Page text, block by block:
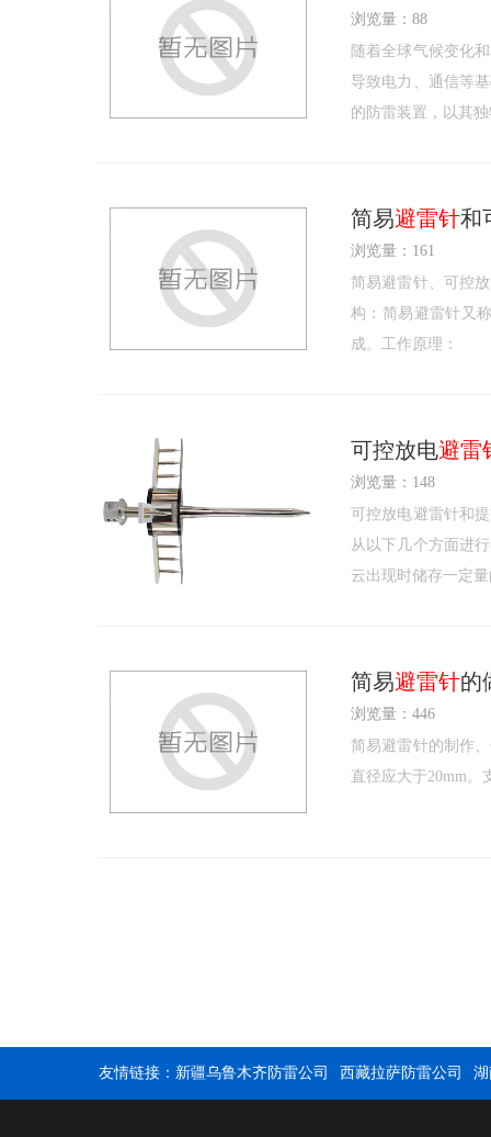
浏览量：88
随着全球气候变化
导致电力、通信等
的防雷装置，以其
简易避雷针和
浏览量：161
简易避雷针、可控
构：简易避雷针又
成。工作原理：
可控放电避雷
浏览量：148
可控放电避雷针和
从以下几个方面进
云出现时储存一定
简易避雷针的
浏览量：446
简易避雷针的制作
直径应大于20mm
友情链接： 新疆乌鲁木齐防雷公司 西藏拉萨防雷公司